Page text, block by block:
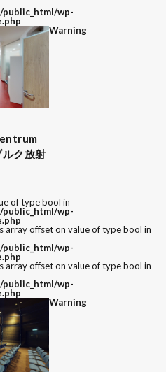
wp-
ク放射
Warning
of type bool in
wp-
array offset on value of type bool in
wp-
array offset on value of type bool in
wp-
Warning